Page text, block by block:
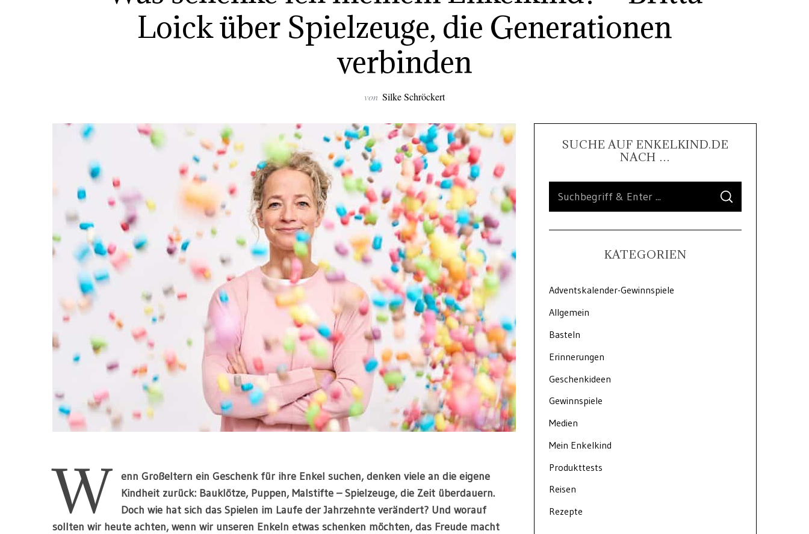
Loick über Spielzeuge, die Generationen
verbinden
von Silke Schröckert
W
enn Großeltern ein Geschenk für ihre Enkel suchen, denken viele an die eigene
Kindheit zurück: Bauklötze, Puppen, Malstifte – Spielzeuge, die Zeit überdauern.
Doch wie hat sich das Spielen im Laufe der Jahrzehnte verändert? Und worauf
sollten wir heute achten, wenn wir unseren Enkeln etwas schenken möchten, das Freude macht
SUCHE AUF ENKELKIND.DE
NACH …
KATEGORIEN
Adventskalender-Gewinnspiele
Allgemein
Basteln
Erinnerungen
Geschenkideen
Gewinnspiele
Medien
Mein Enkelkind
Produkttests
Reisen
Rezepte